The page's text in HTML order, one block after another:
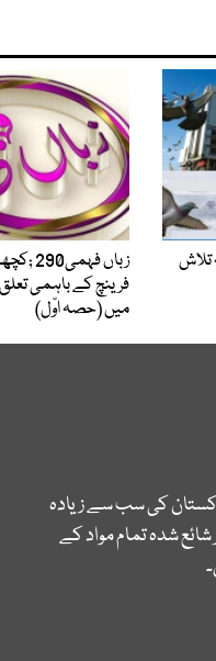
تلاش
زباں
فرینچ کے باہمی
میں (حصہ اوّل)
کی سب سے زیادہ
شدہ تمام مواد کے